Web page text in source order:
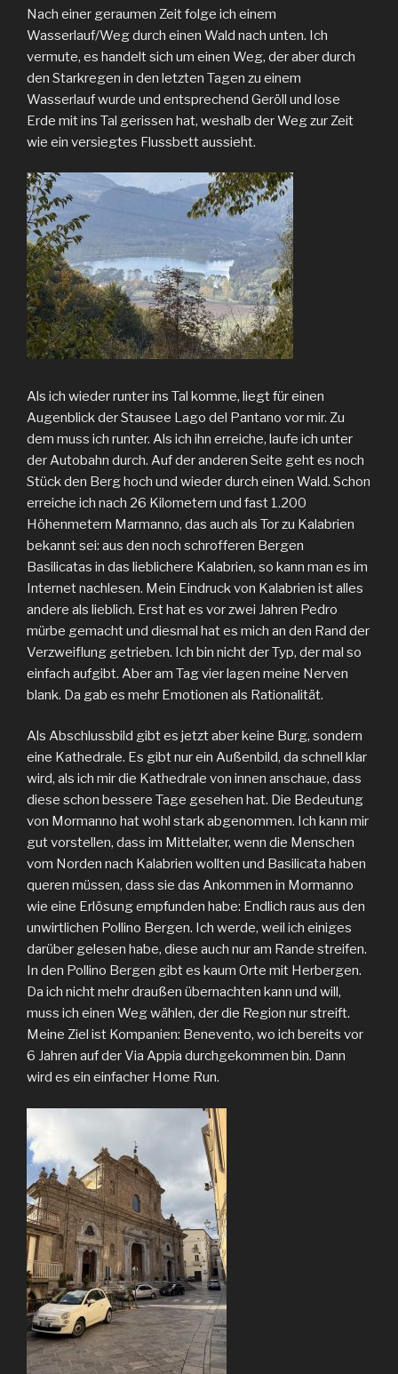
Nach einer geraumen Zeit folge ich einem
Wasserlauf/Weg durch einen Wald nach unten. Ich
vermute, es handelt sich um einen Weg, der aber durch
den Starkregen in den letzten Tagen zu einem
Wasserlauf wurde und entsprechend Geröll und lose
Erde mit ins Tal gerissen hat, weshalb der Weg zur Zeit
wie ein versiegtes Flussbett aussieht.
Als ich wieder runter ins Tal komme, liegt für einen
Augenblick der Stausee Lago del Pantano vor mir. Zu
dem muss ich runter. Als ich ihn erreiche, laufe ich unter
der Autobahn durch. Auf der anderen Seite geht es noch
Stück den Berg hoch und wieder durch einen Wald. Schon
erreiche ich nach 26 Kilometern und fast 1.200
Höhenmetern Marmanno, das auch als Tor zu Kalabrien
bekannt sei: aus den noch schrofferen Bergen
Basilicatas in das lieblichere Kalabrien, so kann man es im
Internet nachlesen. Mein Eindruck von Kalabrien ist alles
andere als lieblich. Erst hat es vor zwei Jahren Pedro
mürbe gemacht und diesmal hat es mich an den Rand der
Verzweiflung getrieben. Ich bin nicht der Typ, der mal so
einfach aufgibt. Aber am Tag vier lagen meine Nerven
blank. Da gab es mehr Emotionen als Rationalität.
Als Abschlussbild gibt es jetzt aber keine Burg, sondern
eine Kathedrale. Es gibt nur ein Außenbild, da schnell klar
wird, als ich mir die Kathedrale von innen anschaue, dass
diese schon bessere Tage gesehen hat. Die Bedeutung
von Mormanno hat wohl stark abgenommen. Ich kann mir
gut vorstellen, dass im Mittelalter, wenn die Menschen
vom Norden nach Kalabrien wollten und Basilicata haben
queren müssen, dass sie das Ankommen in Mormanno
wie eine Erlösung empfunden habe: Endlich raus aus den
unwirtlichen Pollino Bergen. Ich werde, weil ich einiges
darüber gelesen habe, diese auch nur am Rande streifen.
In den Pollino Bergen gibt es kaum Orte mit Herbergen.
Da ich nicht mehr draußen übernachten kann und will,
muss ich einen Weg wählen, der die Region nur streift.
Meine Ziel ist Kompanien: Benevento, wo ich bereits vor
6 Jahren auf der Via Appia durchgekommen bin. Dann
wird es ein einfacher Home Run.